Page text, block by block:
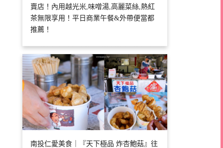
賣店！內用越光米,味噌湯,高麗菜絲,熱紅
茶無限享用！平日商業午餐&外帶便當都
推薦！
南投仁愛美食｜『天下極品 炸杏鮑菇』往